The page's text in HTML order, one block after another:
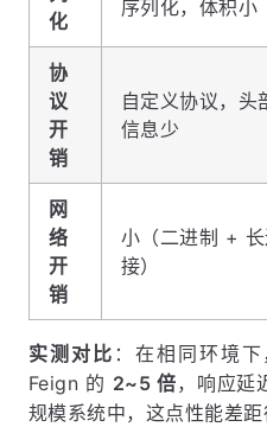
化
序列化，体积小
协
议
开
销
自定义协议，头
信息少
网
络
开
销
小（二进制 + 长
接）
实测对比 ：在相同环境
Feign 的 2~5 倍，响应延
规模系统中，这点性能差距